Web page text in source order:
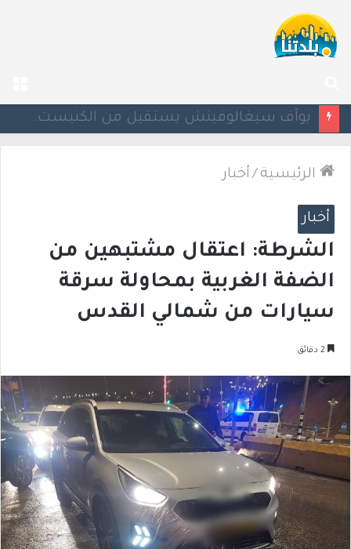
عن
يوآف سيغالوفيتش يستقيل من الكنيست ويغادر “يش عتيد”.. وترقب لوجهته السياسية المقبلة
الرئيسية / أخبار
أخبار
الشرطة: اعتقال مشتبهين من
الضفة الغربية بمحاولة سرقة
سيارات من شمالي القدس